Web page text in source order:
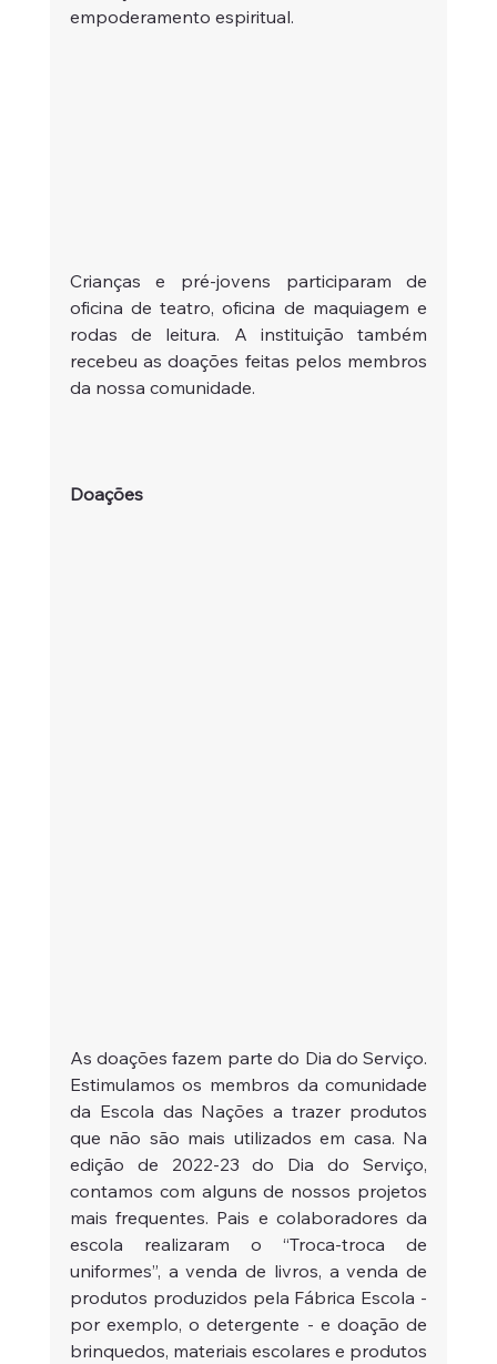
empoderamento espiritual.
Crianças e pré-jovens participaram de
oficina de teatro, oficina de maquiagem e
rodas de leitura. A instituição também
recebeu as doações feitas pelos membros
da nossa comunidade.
Doações
As doações fazem parte do Dia do Serviço.
Estimulamos os membros da comunidade
da Escola das Nações a trazer produtos
que não são mais utilizados em casa. Na
edição de 2022-23 do Dia do Serviço,
contamos com alguns de nossos projetos
mais frequentes. Pais e colaboradores da
escola realizaram o “Troca-troca de
uniformes”, a venda de livros, a venda de
produtos produzidos pela Fábrica Escola -
por exemplo, o detergente - e doação de
brinquedos, materiais escolares e produtos